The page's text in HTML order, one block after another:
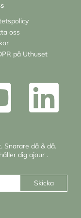
oss
på Uthuset
Snarare då & då.
dig ajour .
Skicka